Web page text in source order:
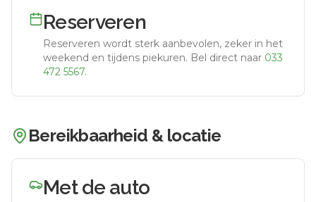
Reserveren
Reserveren wordt sterk aanbevolen, zeker in het
weekend en tijdens piekuren. Bel direct naar 033
472 5567.
Bereikbaarheid & locatie
Met de auto